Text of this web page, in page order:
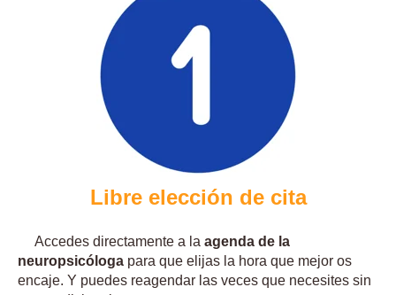
Libre elección de cita
Accedes directamente a la agenda de la
neuropsicóloga para que elijas la hora que mejor os
encaje. Y puedes reagendar las veces que necesites sin